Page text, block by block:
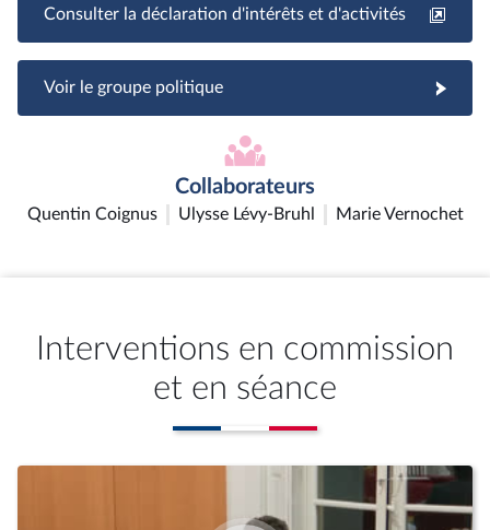
Consulter la déclaration d'intérêts et d'activités
Voir le groupe politique
Collaborateurs
Quentin Coignus Ulysse Lévy-Bruhl Marie Vernochet
Interventions en commission
et en séance